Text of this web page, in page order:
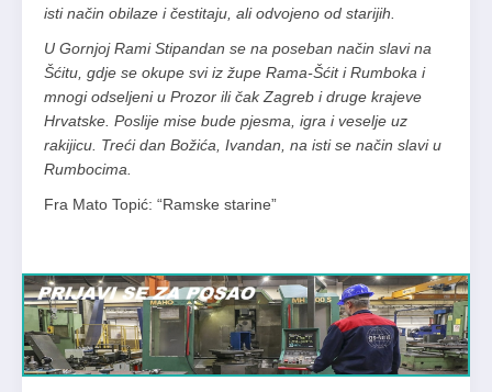
isti način obilaze i čestitaju, ali odvojeno od starijih.
U Gornjoj Rami Stipandan se na poseban način slavi na
Šćitu, gdje se okupe svi iz župe Rama-Šćit i Rumboka i
mnogi odseljeni u Prozor ili čak Zagreb i druge krajeve
Hrvatske. Poslije mise bude pjesma, igra i veselje uz
rakijicu. Treći dan Božića, Ivandan, na isti se način slavi u
Rumbocima.
Fra Mato Topić: “Ramske starine”